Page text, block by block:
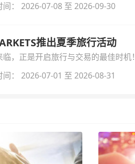
间： 2026-07-08 至 2026-09-30
推出夏季旅行活动
临，正是开启旅行与交易的最佳时机
参与！
间： 2026-07-01 至 2026-08-31